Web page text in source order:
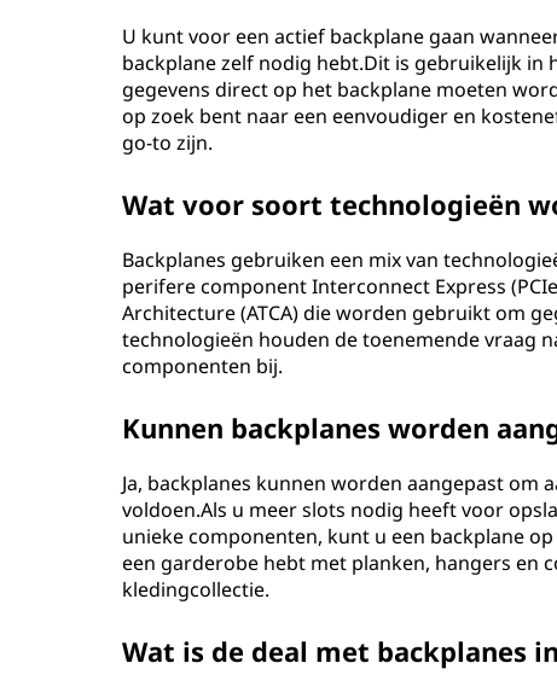
U kunt voor een actief backplane gaan
backplane zelf nodig hebt.Dit is gebruikelijk
gegevens direct op het backplane moeten
op zoek bent naar een eenvoudiger en
go-to zijn.
Wat voor soort technologieën
Backplanes gebruiken een mix van
perifere component Interconnect Express
Architecture (ATCA) die worden gebruikt om
technologieën houden de toenemende vraag
componenten bij.
Kunnen backplanes worden
Ja, backplanes kunnen worden aangepast om
voldoen.Als u meer slots nodig heeft voor
unieke componenten, kunt u een backplane
een garderobe hebt met planken, hangers en
kledingcollectie.
Wat is de deal met backplanes